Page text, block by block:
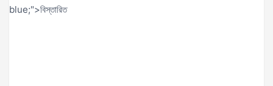
blue;">বিস্তারিত